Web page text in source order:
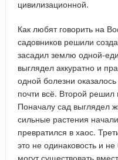
цивилизационной.
Как любят говорить на
садовников решили
засадил землю одной-
выглядел аккуратно и
одной болезни
почти всё. Второй решил
Поначалу сад выглядел
сильные растения
превратился в хаос.
это не одинаковость и